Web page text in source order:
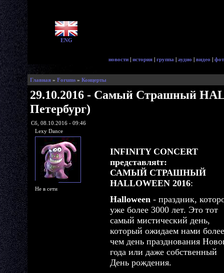
ENG
новости | история | группа | аудио | видео |
Главная » Forums » Концерты
29.10.2016 - Самый Страшный
Петербург)
Сб, 08.10.2016 - 09:46
Lexy Dance
Не в сети
INFINITY CONCERT
представляtт:
САМЫЙ СТРАШНЫЙ
HALLOWEEN 2016:
Halloween - праздник,
уже более 3000 лет. Это тот
самый мистический день,
который ожидаем нами
чем день празднования
года или даже собственный
День рождения.